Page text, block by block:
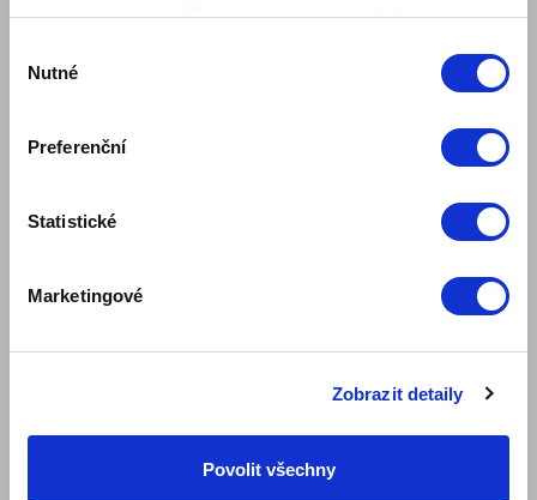
marketingových sdělení pro vás nebude obtěžující.
souhlasu
Nutné
Preferenční
Statistické
Marketingové
Zobrazit detaily
Povolit všechny
Naše mise
Kontakty pro média
Klubové podmínky ZepterClub
Ochrana osobních údajů
SLEDUJTE NÁS